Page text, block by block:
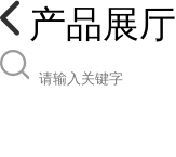
产品展厅